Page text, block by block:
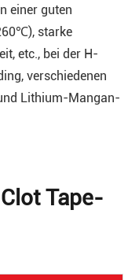
einer guten
starke
etc., bei der H-
verschiedenen
Lithium-Mangan-
Tape-